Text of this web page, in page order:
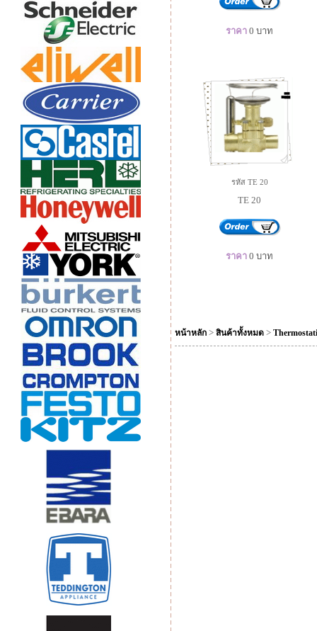
ราคา 0 บาท
รหัส TE 20
TE 20
ราคา 0 บาท
หน้าหลัก > สินค้าทั้งหมด >